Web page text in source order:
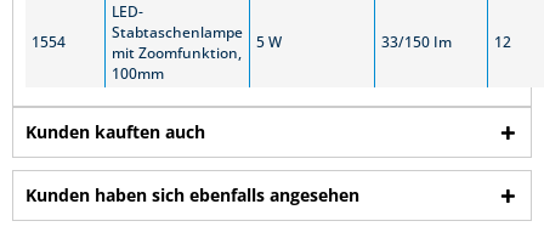
1554
LED-
Stabtaschenlampe
mit Zoomfunktion,
100mm
5 W 33/150 Im 12
Kunden kauften auch
Kunden haben sich ebenfalls angesehen